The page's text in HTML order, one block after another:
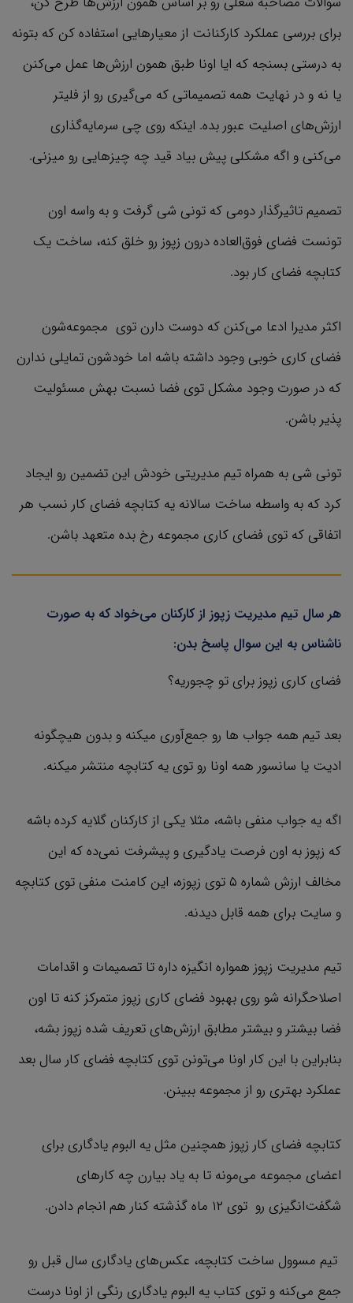
برای بررسی عملکرد کارکنانت از معیارهایی استفاده کن که بتونه
به درستی بسنجه که ایا اونا طبق همون ارزش‌ها عمل می‌کنن
یا نه و در نهایت همه تصمیماتی که می‌گیری رو از فلیتر
ارزش‌های اصلیت عبور بده. اینکه روی چی سرمایه‌گذاری
می‌کنی و اگه مشکلی پیش بیاد قید چه چیزهایی رو میزنی.
تصمیم تاثیرگذار دومی که تونی شی گرفت و به واسه اون
تونست فضای فوق‌العاده درون زپوز رو خلق کنه، ساخت یک
کتابچه فضای کار بود.
اکثر مدیرا ادعا می‌کنن که دوست دارن توی مجموعه‌شون
فضای کاری خوبی وجود داشته باشه اما خودشون تمایلی ندارن
که در صورت وجود مشکل توی فضا نسبت بهش مسئولیت
پذیر باشن.
تونی شی به همراه تیم مدیریتی خودش این تضمین رو ایجاد
کرد که به واسطه ساخت سالانه یه کتابچه فضای کار نسب هر
اتفاقی که توی فضای کاری مجموعه رخ بده متعهد باشن.
هر سال تیم مدیریت زپوز از کارکنان می‌خواد که به صورت
ناشناس به این سوال پاسخ بدن:
فضای کاری زپوز برای تو چجوریه؟
بعد تیم همه جواب ها رو جمع‌آوری میکنه و بدون هیچگونه
ادیت یا سانسور همه اونا رو توی یه کتابچه منتشر میکنه.
اگه یه جواب منفی باشه، مثلا یکی از کارکنان گلایه کرده باشه
که زپوز به اون فرصت یادگیری و پیشرفت نمی‌ده که این
مخالف ارزش شماره ۵ توی زپوزه، این کامنت منفی توی کتابچه
و سایت برای همه قابل دیدنه.
تیم مدیریت زپوز همواره انگیزه داره تا تصمیمات و اقدامات
اصلاحگرانه‌ شو روی بهبود فضای کاری زپوز متمرکز کنه تا اون
فضا بیشتر و بیشتر مطابق ارزش‌های تعریف شده زپوز بشه،
بنابراین با این کار اونا می‌تونن توی کتابچه فضای کار سال بعد
عملکرد بهتری رو از مجموعه ببینن.
کتابچه فضای کار زپوز همچنین مثل یه البوم یادگاری برای
اعضای مجموعه می‌مونه تا به یاد بیارن چه کارهای
شگفت‌انگیزی رو توی ۱۲ ماه گذشته کنار هم انجام دادن.
تیم مسوول ساخت کتابچه، عکس‌های یادگاری سال قبل رو
جمع می‌کنه و توی کتاب یه البوم یادگاری رنگی از اونا درست